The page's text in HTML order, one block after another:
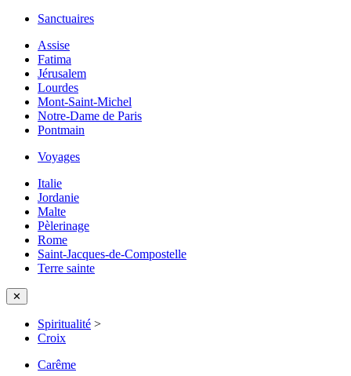
Sanctuaires
Assise
Fatima
Jérusalem
Lourdes
Mont-Saint-Michel
Notre-Dame de Paris
Pontmain
Voyages
Italie
Jordanie
Malte
Pèlerinage
Rome
Saint-Jacques-de-Compostelle
Terre sainte
✕
Spiritualité >
Croix
Carême